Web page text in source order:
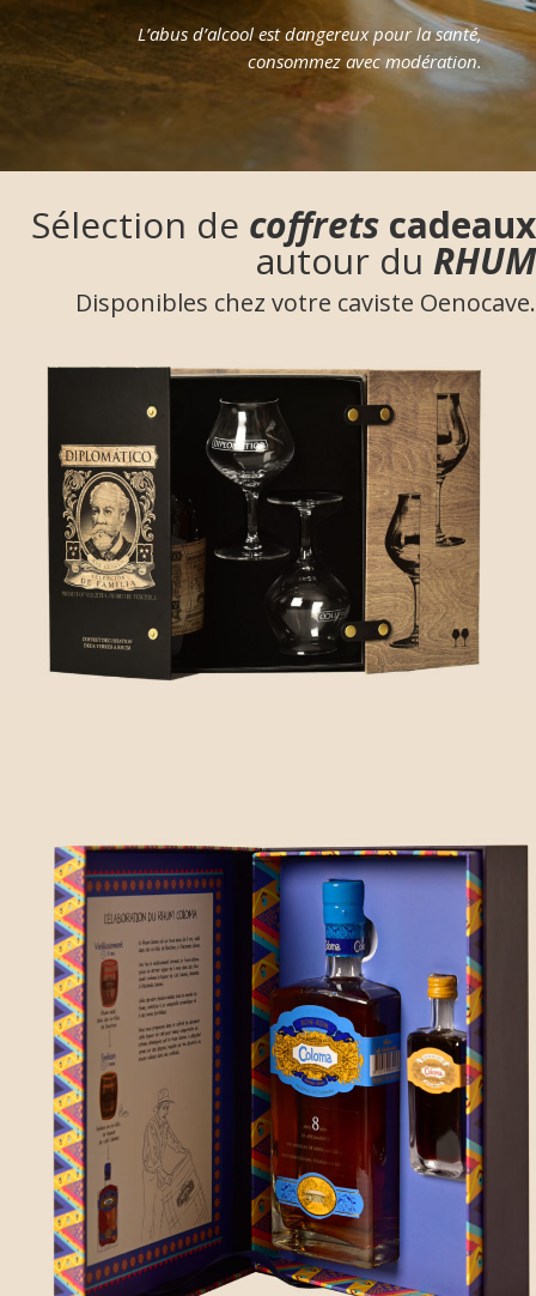
L’abus d’alcool est dangereux pour la santé,
consommez avec modération.
Sélection de coffrets cadeaux
autour du RHUM
Disponibles chez votre caviste Oenocave.